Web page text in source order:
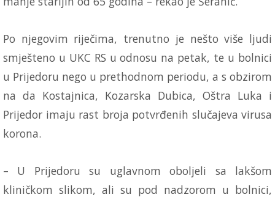
Po njegovim riječima, trenutno je nešto više ljudi
smješteno u UKC RS u odnosu na petak, te u bolnici
u Prijedoru nego u prethodnom periodu, a s obzirom
na da Kostajnica, Kozarska Dubica, Oštra Luka i
Prijedor imaju rast broja potvrđenih slučajeva virusa
korona.
– U Prijedoru su uglavnom oboljeli sa lakšom
kliničkom slikom, ali su pod nadzorom u bolnici,